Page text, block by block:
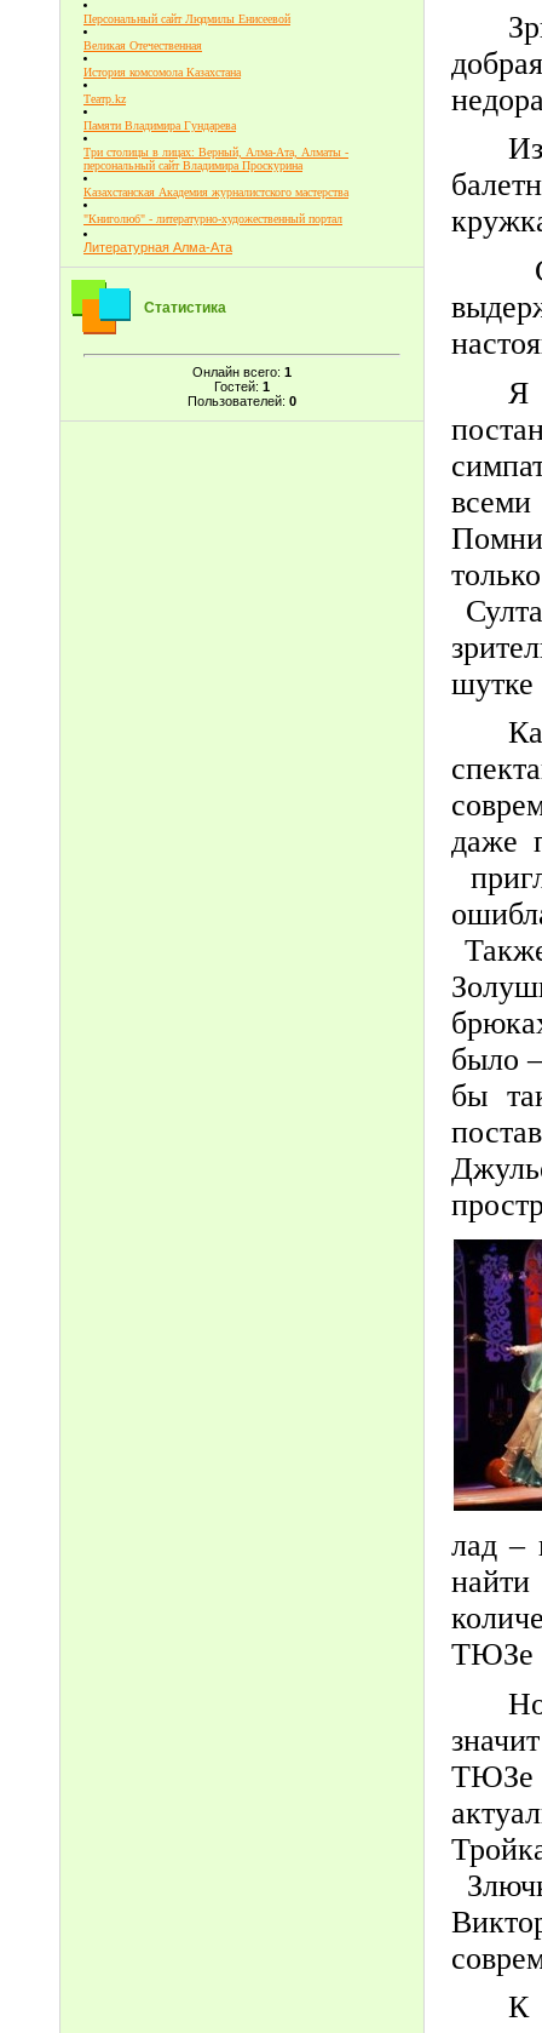
Персональный сайт Людмилы Енисеевой
Великая Отечественная
История комсомола Казахстана
Театр.kz
Памяти Владимира Гундарева
Три столицы в лицах: Верный, Алма-Ата, Алматы -
персональный сайт Владимира Проскурина
Казахстанская Академия журналистского мастерства
"Книголюб" - литературно-художественный портал
Литературная Алма-Ата
Статистика
Онлайн всего: 1
Гостей: 1
Пользователей: 0
Я
даже
было
бы
лад –
ТЮЗе
К